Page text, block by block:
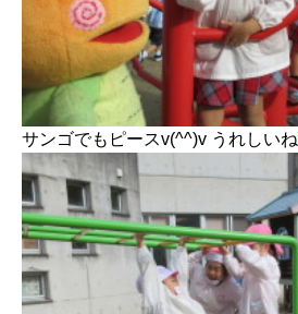
サンゴでもピースv(^^)v うれしいね